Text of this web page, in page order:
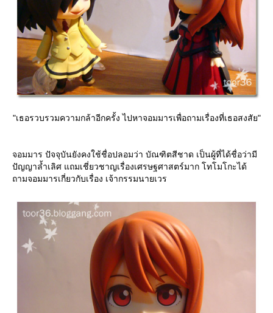
"เธอรวบรวมความกล้าอีกครั้ง ไปหาจอมมารเพื่อถามเรื่องที่เธอสงสัย"
จอมมาร ปัจจุบันยังคงใช้ชื่อปลอมว่า บัณฑิตสีชาด เป็นผู้ที่ได้ชื่อว่ามี
ปัญญาล้ำเลิศ แถมเชี่ยวชาญเรื่องเศรษฐศาสตร์มาก โทโมโกะได้
ถามจอมมารเกี่ยวกับเรื่อง เจ้ากรรมนายเวร